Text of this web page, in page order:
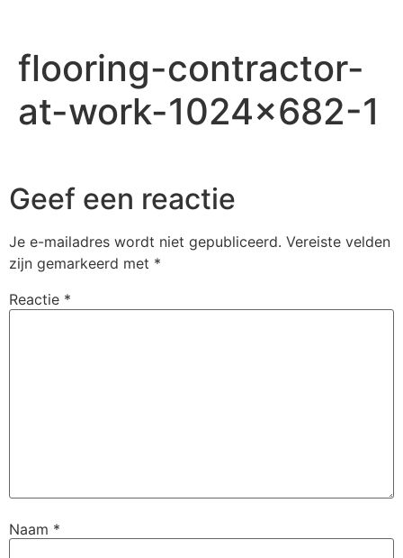
flooring-contractor-
at-work-1024×682-1
Geef een reactie
Je e-mailadres wordt niet gepubliceerd. Vereiste velden
zijn gemarkeerd met *
Reactie *
Naam *